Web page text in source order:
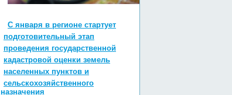
С января в регионе стартует
подготовительный этап
проведения государственной
кадастровой оценки земель
населенных пунктов и
сельскохозяйственного
назначения